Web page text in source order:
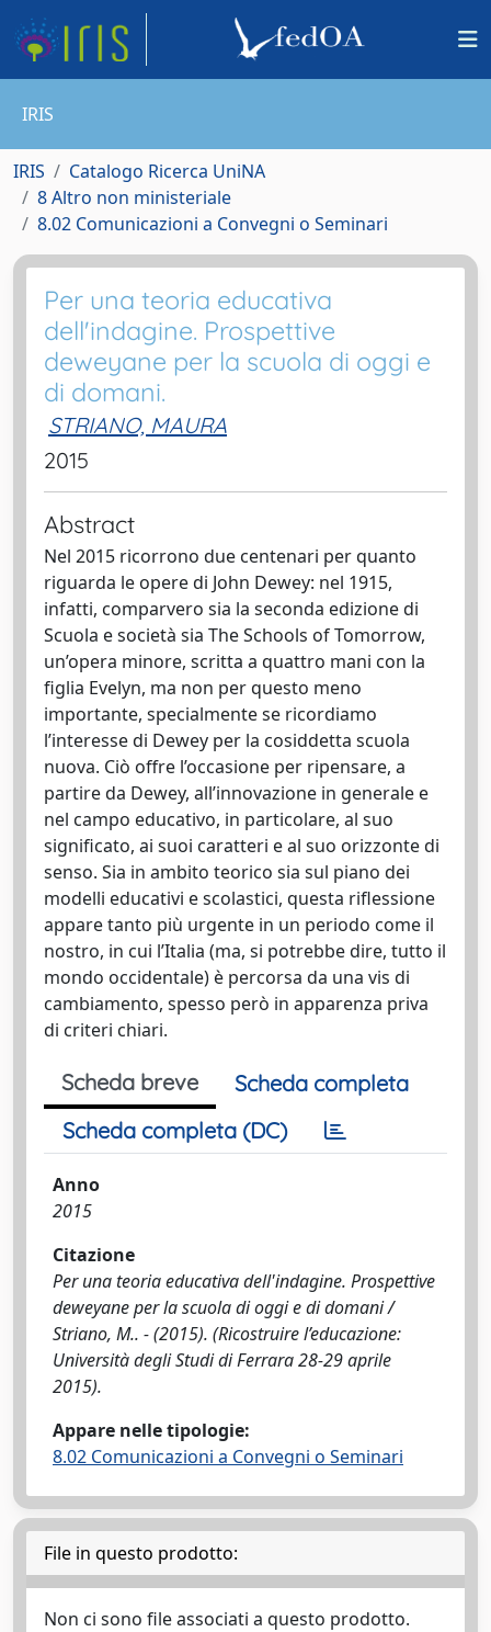
IRIS
IRIS
Catalogo Ricerca UniNA
8 Altro non ministeriale
8.02 Comunicazioni a Convegni o Seminari
Per una teoria educativa
dell'indagine. Prospettive
deweyane per la scuola di oggi e
di domani.
STRIANO, MAURA
2015
Abstract
Nel 2015 ricorrono due centenari per quanto
riguarda le opere di John Dewey: nel 1915,
infatti, comparvero sia la seconda edizione di
Scuola e società sia The Schools of Tomorrow,
un’opera minore, scritta a quattro mani con la
figlia Evelyn, ma non per questo meno
importante, specialmente se ricordiamo
l’interesse di Dewey per la cosiddetta scuola
nuova. Ciò offre l’occasione per ripensare, a
partire da Dewey, all’innovazione in generale e
nel campo educativo, in particolare, al suo
significato, ai suoi caratteri e al suo orizzonte di
senso. Sia in ambito teorico sia sul piano dei
modelli educativi e scolastici, questa riflessione
appare tanto più urgente in un periodo come il
nostro, in cui l’Italia (ma, si potrebbe dire, tutto il
mondo occidentale) è percorsa da una vis di
cambiamento, spesso però in apparenza priva
di criteri chiari.
Scheda breve
Scheda completa
Scheda completa (DC)
Anno
2015
Citazione
Per una teoria educativa dell'indagine. Prospettive
deweyane per la scuola di oggi e di domani /
Striano, M.. - (2015). (Ricostruire l’educazione:
Università degli Studi di Ferrara 28-29 aprile
2015).
Appare nelle tipologie:
8.02 Comunicazioni a Convegni o Seminari
File in questo prodotto:
Non ci sono file associati a questo prodotto.